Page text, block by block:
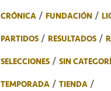
CRÓNICA
FUNDACIÓN
PARTIDOS
RESULTADOS
SELECCIONES
SIN
TEMPORADA
TIENDA